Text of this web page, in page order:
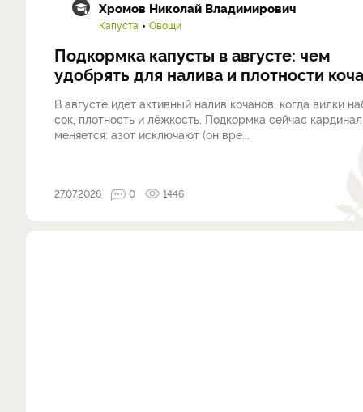
Хромов Николай Владимирович
Капуста Овощи
Подкормка капусты в августе: чем
удобрять для налива и плотности
В августе идёт активный налив кочанов, когда вилки
сок, плотность и лёжкость. Подкормка сейчас
меняется: азот исключают (он вре...
27.07.2026 0 1446